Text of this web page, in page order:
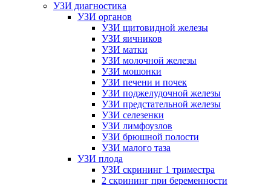
УЗИ диагностика
УЗИ органов
УЗИ щитовидной железы
УЗИ яичников
УЗИ матки
УЗИ молочной железы
УЗИ мошонки
УЗИ печени и почек
УЗИ поджелудочной железы
УЗИ предстательной железы
УЗИ селезенки
УЗИ лимфоузлов
УЗИ брюшной полости
УЗИ малого таза
УЗИ плода
УЗИ скрининг 1 триместра
2 скрининг при беременности